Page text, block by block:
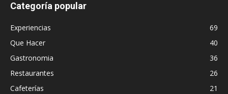
Categoría popular
Experiencias
69
Que Hacer
40
Gastronomia
36
Restaurantes
26
Cafeterías
21